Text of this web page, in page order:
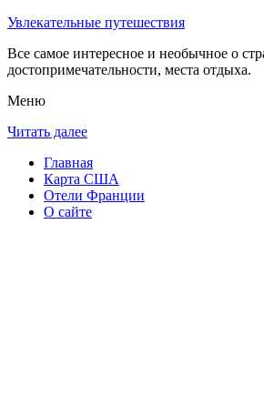
Увлекательные путешествия
Все самое интересное и необычное о
достопримечательности, места отдыха.
Меню
Читать далее
Главная
Карта США
Отели Франции
О сайте